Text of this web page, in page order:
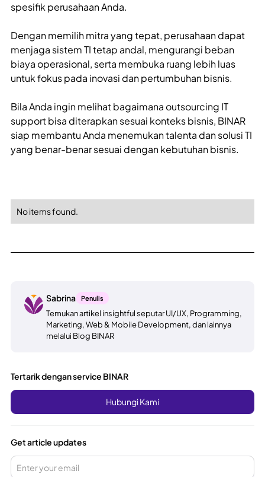
spesifik perusahaan Anda.
Dengan memilih mitra yang tepat, perusahaan dapat
menjaga sistem TI tetap andal, mengurangi beban
biaya operasional, serta membuka ruang lebih luas
untuk fokus pada inovasi dan pertumbuhan bisnis.
Bila Anda ingin melihat bagaimana outsourcing IT
support bisa diterapkan sesuai konteks bisnis, BINAR
siap membantu Anda menemukan talenta dan solusi TI
yang benar-benar sesuai dengan kebutuhan bisnis.
No items found.
Sabrina Penulis
Temukan artikel insightful seputar UI/UX, Programming,
Marketing, Web & Mobile Development, dan lainnya
melalui Blog BINAR
Tertarik dengan service BINAR
Hubungi Kami
Get article updates